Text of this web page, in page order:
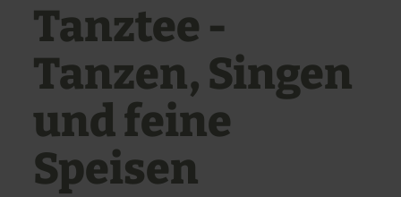
Tanztee -
Tanzen, Singen
und feine
Speisen